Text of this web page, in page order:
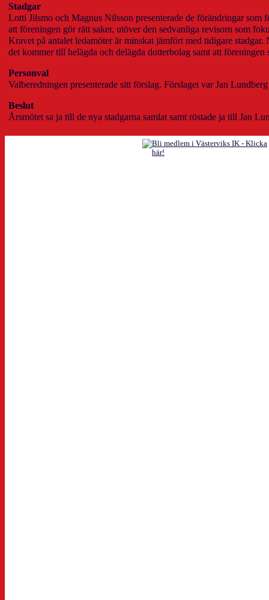
Stadgar
Lotti Jilsmo och Magnus Nilsson presenterade de förändringar som
att föreningen gör rätt saker, utöver den sedvanliga revisorn som
Kravet på antalet ledamöter är minskat jämfört med tidigare
det kommer till helägda och delägda dotterbolag samt att föreningen
Personval
Valberedningen presenterade sitt förslag. Förslaget var Jan
Beslut
Årsmötet sa ja till de nya stadgarna samlat samt röstade ja till Jan